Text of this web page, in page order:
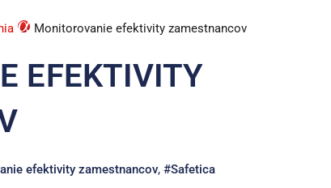
Monitorovanie efektivity zamestnancov
EFEKTIVITY
efektivity zamestnancov, #Safetica